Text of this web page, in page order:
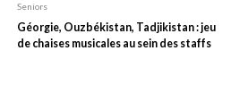
Seniors
Géorgie, Ouzbékistan, Tadjikistan : jeu
de chaises musicales au sein des staffs